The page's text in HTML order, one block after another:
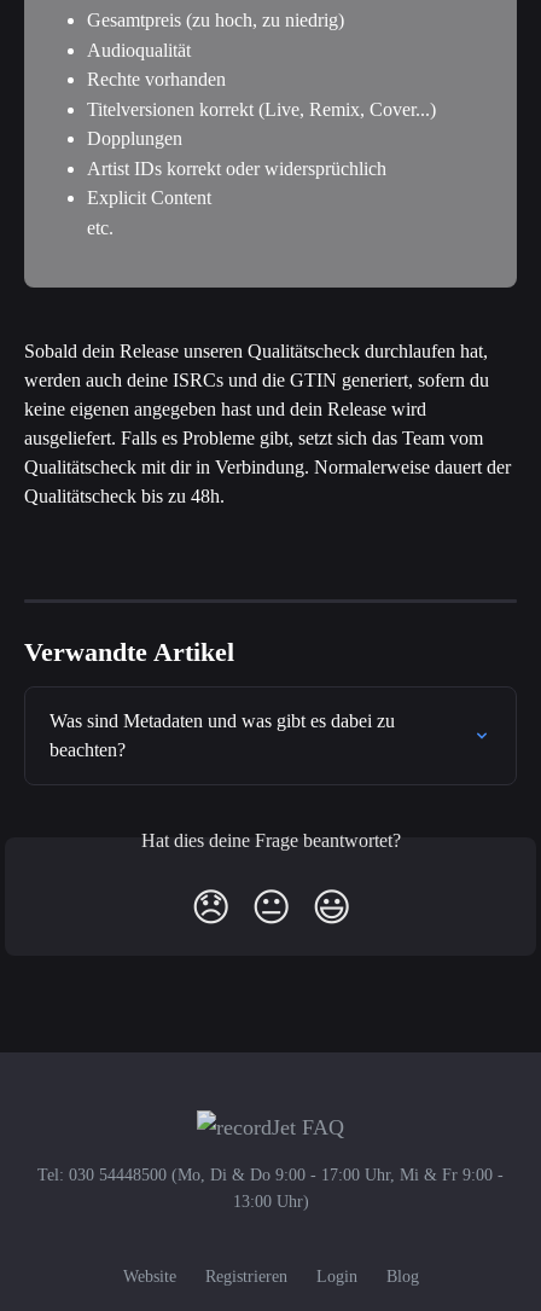
Gesamtpreis (zu hoch, zu niedrig)
Audioqualität
Rechte vorhanden
Titelversionen korrekt (Live, Remix, Cover...)
Dopplungen
Artist IDs korrekt oder widersprüchlich
Explicit Content
etc.
Sobald dein Release unseren Qualitätscheck durchlaufen hat,
werden auch deine ISRCs und die GTIN generiert, sofern du
keine eigenen angegeben hast und dein Release wird
ausgeliefert. Falls es Probleme gibt, setzt sich das Team vom
Qualitätscheck mit dir in Verbindung. Normalerweise dauert der
Qualitätscheck bis zu 48h.
Verwandte Artikel
Was sind Metadaten und was gibt es dabei zu
beachten?
Hat dies deine Frage beantwortet?
😞 😐 😃
Tel: 030 54448500 (Mo, Di & Do 9:00 - 17:00 Uhr, Mi & Fr 9:00 -
13:00 Uhr)
Website Registrieren Login Blog